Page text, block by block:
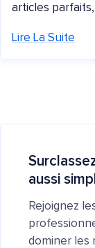
articles
Lire La Suite
aussi
Rejoignez
dominer les